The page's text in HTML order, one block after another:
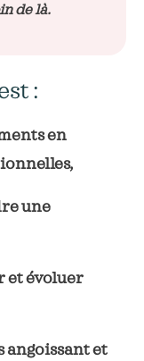
de là.
:
en
une
et évoluer
angoissant et